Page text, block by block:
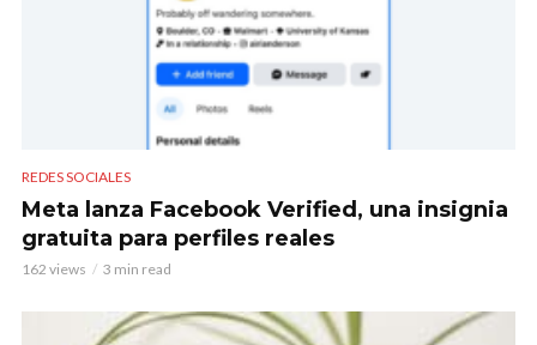
REDES SOCIALES
Meta lanza Facebook Verified, una insignia
gratuita para perfiles reales
162 views 3 min read